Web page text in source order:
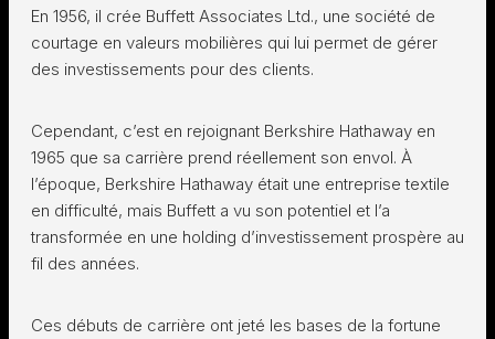
En 1956, il crée Buffett Associates Ltd., une société de
courtage en valeurs mobilières qui lui permet de gérer
des investissements pour des clients.
Cependant, c’est en rejoignant Berkshire Hathaway en
1965 que sa carrière prend réellement son envol. À
l’époque, Berkshire Hathaway était une entreprise textile
en difficulté, mais Buffett a vu son potentiel et l’a
transformée en une holding d’investissement prospère au
fil des années.
Ces débuts de carrière ont jeté les bases de la fortune